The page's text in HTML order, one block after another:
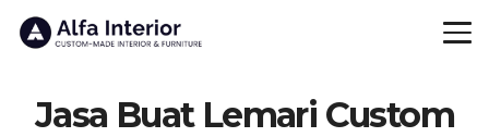
Jasa Buat Lemari Custom